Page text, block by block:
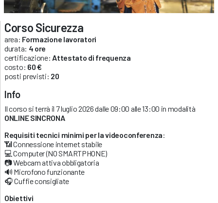
Corso Sicurezza
area: Formazione lavoratori
durata: 4 ore
certificazione: Attestato di frequenza
costo: 60 €
posti previsti: 20
Info
Il corso si terrà il 7 luglio 2026 dalle 09:00 alle 13:00 in modalità
ONLINE SINCRONA
Requisiti tecnici minimi per la videoconferenza:
📶 Connessione internet stabile
💻 Computer (NO SMARTPHONE)
📷 Webcam attiva obbligatoria
🔊 Microfono funzionante
🎧 Cuffie consigliate
Obiettivi